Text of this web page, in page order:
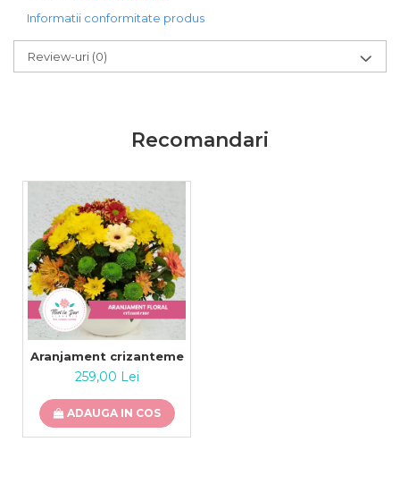
Informatii conformitate produs
Review-uri (0)
Recomandari
Aranjament crizanteme
259,00 Lei
ADAUGA IN COS